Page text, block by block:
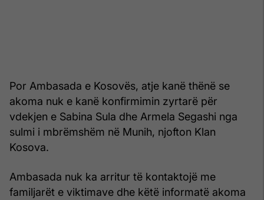
Por Ambasada e Kosovës, atje kanë thënë se
akoma nuk e kanë konfirmimin zyrtarë për
vdekjen e Sabina Sula dhe Armela Segashi nga
sulmi i mbrëmshëm në Munih, njofton Klan
Kosova.
Ambasada nuk ka arritur të kontaktojë me
familjarët e viktimave dhe këtë informatë akoma